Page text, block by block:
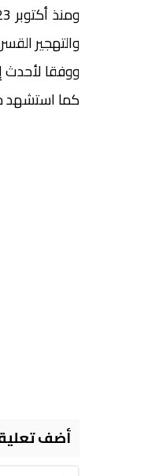
والتهجير
كما استشهد جراء التجويع
أضف